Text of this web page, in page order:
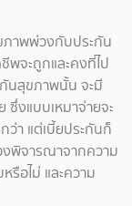
ภาพพ่วงกับประกัน
พจะถูกและคงที่ไป
กันสุขภาพนั้น จะมี
ซึ่งแบบเหมาจ่ายจะ
า แต่เบี้ยประกันก็
งพิจารณาจากความ
รือไม่ และความ